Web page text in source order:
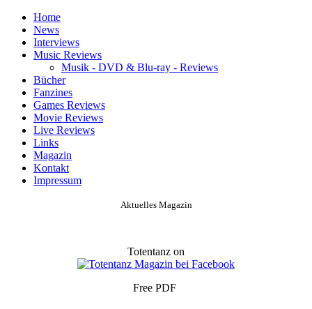
Home
News
Interviews
Music Reviews
Musik - DVD & Blu-ray - Reviews
Bücher
Fanzines
Games Reviews
Movie Reviews
Live Reviews
Links
Magazin
Kontakt
Impressum
Aktuelles Magazin
Totentanz on
Free PDF